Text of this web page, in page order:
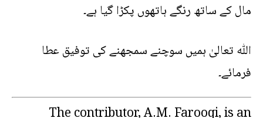
مال کے ساتھ رنگے ہاتھوں پکڑا گیا ہے۔
اللّٰه تعالیٰ ہمیں سوچنے سمجھنے کی توفیق عطا
فرمائے۔